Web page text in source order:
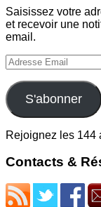
Saisissez votre
et recevoir une
email.
Adresse
Email
S'abonner
Rejoignez les 144
Contacts &